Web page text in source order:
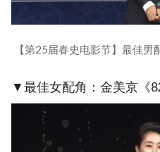
【第25届春史电影节】最佳男
▼最佳女配角：金美京《